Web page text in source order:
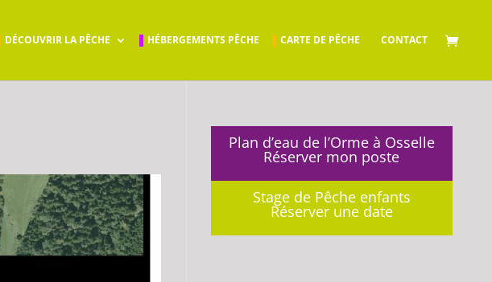
DÉCOUVRIR LA PÊCHE HÉBERGEMENTS PÊCHE CARTE DE PÊCHE CONTACT
Plan d’eau de l’Orme à Osselle
Réserver mon poste
Stage de Pêche enfants
Réserver une date